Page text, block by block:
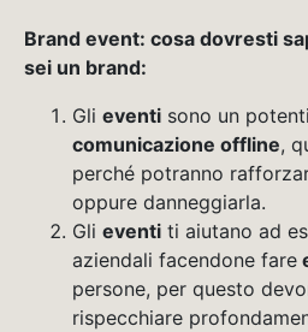
Brand event: cosa dovresti
sei un brand:
Gli eventi sono un
comunicazione offline,
perché potranno
oppure danneggiarla.
Gli eventi ti aiutano ad
aziendali facendone fare
persone, per questo
rispecchiare